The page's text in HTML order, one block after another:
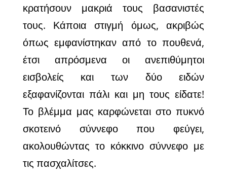
κρατήσουν μακριά τους βασανιστές
τους. Κάποια στιγμή όμως, ακριβώς
όπως εμφανίστηκαν από το πουθενά,
έτσι απρόσμενα οι ανεπιθύμητοι
εισβολείς και των δύο ειδών
εξαφανίζονται πάλι και μη τους είδατε!
Το βλέμμα μας καρφώνεται στο πυκνό
σκοτεινό σύννεφο που φεύγει,
ακολουθώντας το κόκκινο σύννεφο με
τις πασχαλίτσες.